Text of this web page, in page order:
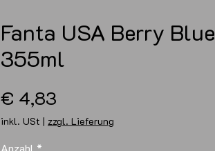
Fanta USA Berry Blue
355ml
€ 4,83
inkl. USt | zzgl. Lieferung
Anzahl *